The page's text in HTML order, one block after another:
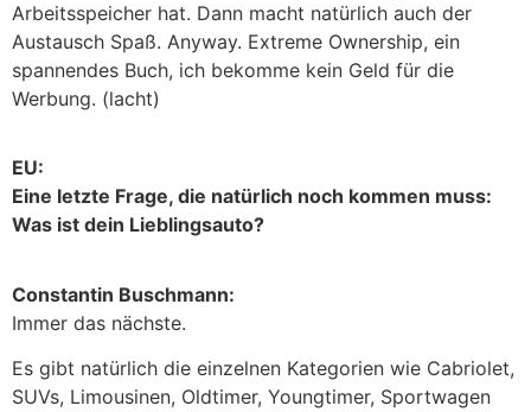
Arbeitsspeicher hat. Dann macht natürlich auch der
Austausch Spaß. Anyway. Extreme Ownership, ein
spannendes Buch, ich bekomme kein Geld für die
Werbung. (lacht)
EU:
Eine letzte Frage, die natürlich noch kommen muss:
Was ist dein Lieblingsauto?
Constantin Buschmann:
Immer das nächste.
Es gibt natürlich die einzelnen Kategorien wie Cabriolet,
SUVs, Limousinen, Oldtimer, Youngtimer, Sportwagen